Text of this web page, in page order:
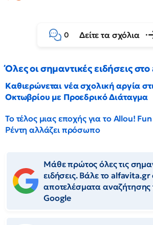
0 Δείτε τα σχόλια
Όλες οι σημαντικές ειδήσεις
Καθιερώνεται νέα σχολική αργία
Οκτωβρίου με Προεδρικό Διάταγμα
Το τέλος μιας εποχής για το Allou!
Ρέντη αλλάζει πρόσωπο
Μάθε πρώτος όλες τις
ειδήσεις. Βάλε το alfavita.gr
αποτελέσματα αναζήτησης
Google